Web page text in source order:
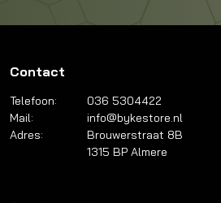
Contact
Telefoon:
036 5304422
Mail:
info@bykestore.nl
Adres:
Brouwerstraat 8B
1315 BP Almere